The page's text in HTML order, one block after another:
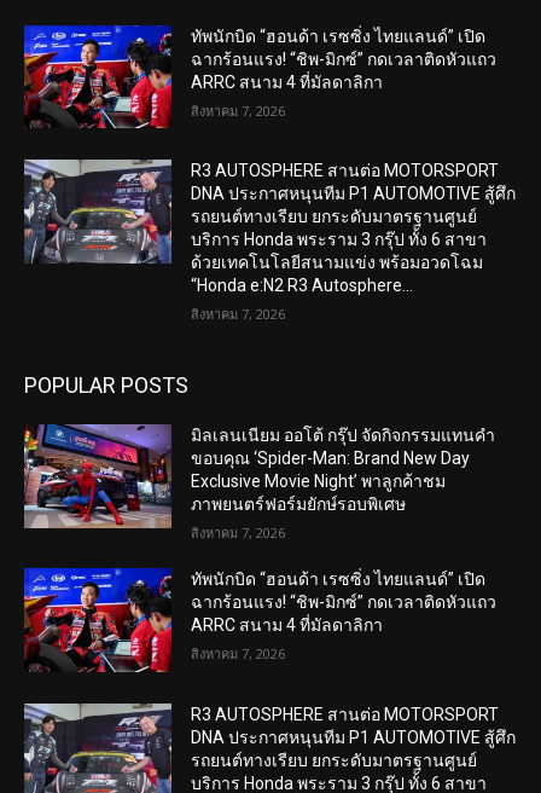
ทัพนักบิด “ฮอนด้า เรซซิ่ง ไทยแลนด์” เปิด
ฉากร้อนแรง! “ชิพ-มิกซ์” กดเวลาติดหัวแถว
ARRC สนาม 4 ที่มัลดาลิกา
สิงหาคม 7, 2026
R3 AUTOSPHERE สานต่อ MOTORSPORT
DNA ประกาศหนุนทีม P1 AUTOMOTIVE สู้ศึก
รถยนต์ทางเรียบ ยกระดับมาตรฐานศูนย์
บริการ Honda พระราม 3 กรุ๊ป ทั้ง 6 สาขา
ด้วยเทคโนโลยีสนามแข่ง พร้อมอวดโฉม
“Honda e:N2 R3 Autosphere...
สิงหาคม 7, 2026
POPULAR POSTS
มิลเลนเนียม ออโต้ กรุ๊ป จัดกิจกรรมแทนคำ
ขอบคุณ ‘Spider-Man: Brand New Day
Exclusive Movie Night’ พาลูกค้าชม
ภาพยนตร์ฟอร์มยักษ์รอบพิเศษ
สิงหาคม 7, 2026
ทัพนักบิด “ฮอนด้า เรซซิ่ง ไทยแลนด์” เปิด
ฉากร้อนแรง! “ชิพ-มิกซ์” กดเวลาติดหัวแถว
ARRC สนาม 4 ที่มัลดาลิกา
สิงหาคม 7, 2026
R3 AUTOSPHERE สานต่อ MOTORSPORT
DNA ประกาศหนุนทีม P1 AUTOMOTIVE สู้ศึก
รถยนต์ทางเรียบ ยกระดับมาตรฐานศูนย์
บริการ Honda พระราม 3 กรุ๊ป ทั้ง 6 สาขา